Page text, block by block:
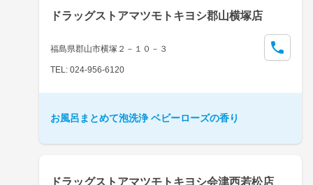
ドラッグストアマツモトキヨシ郡山横塚店
福島県郡山市横塚２－１０－３
TEL: 024-956-6120
お風呂まとめて泡洗浄 ベビーローズの香り
ドラッグストアマツモトキヨシ会津西若松店